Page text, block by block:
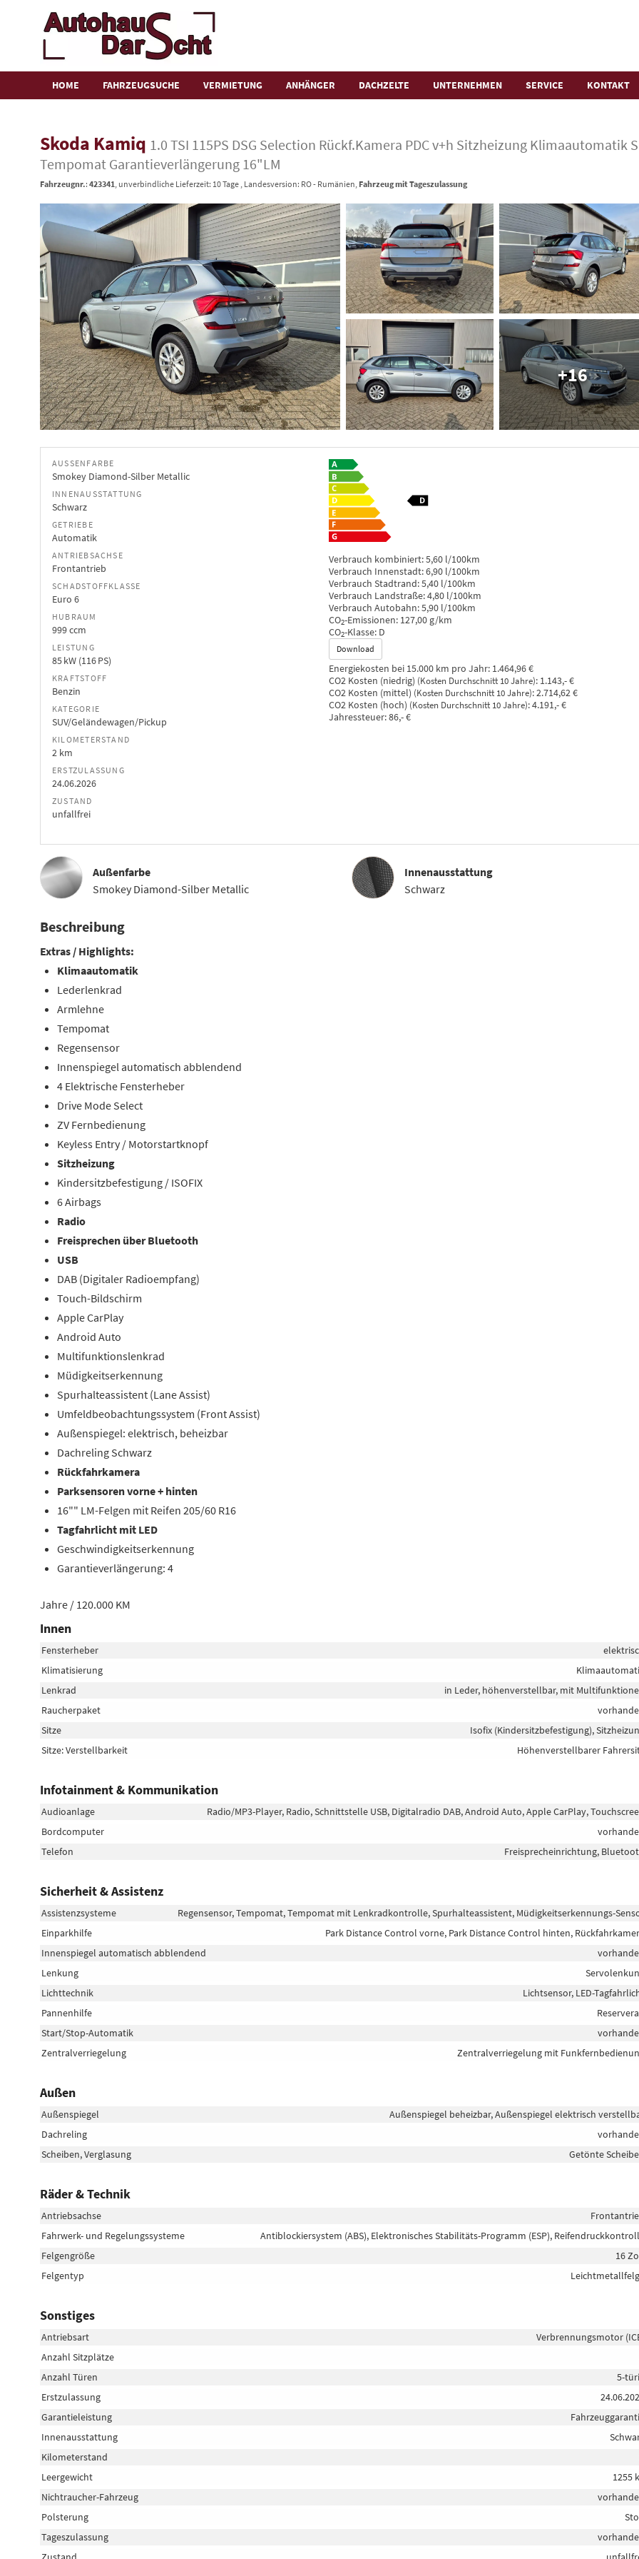
HOME FAHRZEUGSUCHE VERMIETUNG ANHÄNGER DACHZELTE UNTERNEHMEN SERVICE KONTAKT
Skoda Kamiq 1.0 TSI 115PS DSG Selection Rückf.Kamera PDC v+h Sitzheizung Klimaautomatik
Tempomat Garantieverlängerung 16"LM
Fahrzeugnr.: 423341 , unverbindliche Lieferzeit: 10 Tage , Landesversion: RO - Rumänien, Fahrzeug mit Tageszulassung
+16
AUSSENFARBE
Smokey Diamond-Silber Metallic
INNENAUSSTATTUNG
Schwarz
GETRIEBE
Automatik
ANTRIEBSACHSE
Frontantrieb
SCHADSTOFFKLASSE
Euro 6
HUBRAUM
999 ccm
LEISTUNG
85 kW (116 PS)
KRAFTSTOFF
Benzin
KATEGORIE
SUV/Geländewagen/Pickup
KILOMETERSTAND
2 km
ERSTZULASSUNG
24.06.2026
ZUSTAND
unfallfrei
Verbrauch kombiniert:5,60 l/100km
Verbrauch Innenstadt:6,90 l/100km
Verbrauch Stadtrand:5,40 l/100km
Verbrauch Landstraße:4,80 l/100km
Verbrauch Autobahn:5,90 l/100km
CO2-Emissionen: 127,00 g/km
CO2-Klasse: D
Download
Energiekosten bei 15.000 km pro Jahr: 1.464,96 €
CO2 Kosten (niedrig) (Kosten Durchschnitt 10 Jahre): 1.143,- €
CO2 Kosten (mittel) (Kosten Durchschnitt 10 Jahre):2.714,62 €
CO2 Kosten (hoch) (Kosten Durchschnitt 10 Jahre):4.191,- €
Jahressteuer:86,- €
Außenfarbe
Smokey Diamond-Silber Metallic
InnenausstattungInnenausstattung
Schwarz
Beschreibung
Extras / Highlights:
Klimaautomatik
Lederlenkrad
Armlehne
Tempomat
Regensensor
Innenspiegel automatisch abblendend
4 Elektrische Fensterheber
Drive Mode Select
ZV Fernbedienung
Keyless Entry / Motorstartknopf
Sitzheizung
Kindersitzbefestigung / ISOFIX
6 Airbags
Radio
Freisprechen über Bluetooth
USB
DAB (Digitaler Radioempfang)
Touch-Bildschirm
Apple CarPlay
Android Auto
Multifunktionslenkrad
Müdigkeitserkennung
Spurhalteassistent (Lane Assist)
Umfeldbeobachtungssystem (Front Assist)
Außenspiegel: elektrisch, beheizbar
Dachreling Schwarz
Rückfahrkamera
Parksensoren vorne + hinten
16"" LM-Felgen mit Reifen 205/60 R16
Tagfahrlicht mit LED
Geschwindigkeitserkennung
Garantieverlängerung: 4
Jahre / 120.000 KM
Innen
Fensterheber
Klimatisierung
Lenkrad
in Leder, höhenverstellbar, mit
Raucherpaket
Sitze
Isofix (Kindersitzbefestigung),
Sitze: Verstellbarkeit
Höhenverstellbarer
Infotainment & Kommunikation
Audioanlage
Radio/MP3-Player, Radio, Schnittstelle USB, Digitalradio DAB, Android Auto, Apple CarPlay,
Bordcomputer
Telefon
Freisprecheinrichtung,
Sicherheit & Assistenz
Assistenzsysteme
Regensensor, Tempomat, Tempomat mit Lenkradkontrolle, Spurhalteassistent, Müdigkeitserkennungs-
Einparkhilfe
Park Distance Control vorne, Park Distance Control hinten,
Innenspiegel automatisch abblendend
Lenkung
Lichttechnik
Lichtsensor, LED-
Pannenhilfe
Start/Stop-Automatik
Zentralverriegelung
Zentralverriegelung mit
Außen
Außenspiegel
Außenspiegel beheizbar, Außenspiegel elektrisch
Dachreling
Scheiben, Verglasung
Getönte
Räder & Technik
Antriebsachse
Fahrwerk- und Regelungssysteme
Antiblockiersystem (ABS), Elektronisches Stabilitäts-Programm (ESP),
Felgengröße
16
Felgentyp
Sonstiges
Antriebsart
Verbrennungsmotor
Anzahl Sitzplätze
Anzahl Türen
5-
Erstzulassung
Garantieleistung
Innenausstattung
Kilometerstand
Leergewicht
1255
Nichtraucher-Fahrzeug
Polsterung
Tageszulassung